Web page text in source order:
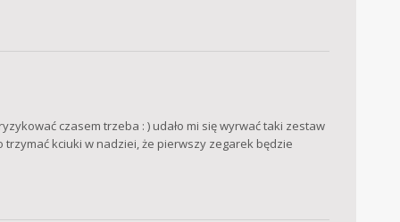
czasem trzeba : ) udało mi się wyrwać taki zestaw
kciuki w nadziei, że pierwszy zegarek będzie